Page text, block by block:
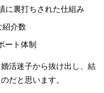
に裏打ちされた仕組み
紹介数
ート体制
活迷子から抜け出し、結
だと思います。